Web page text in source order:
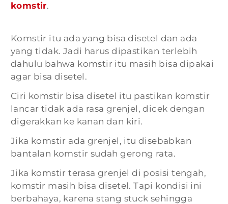
komstir.
Komstir itu ada yang bisa disetel dan ada
yang tidak. Jadi harus dipastikan terlebih
dahulu bahwa komstir itu masih bisa dipakai
agar bisa disetel.
Ciri komstir bisa disetel itu pastikan komstir
lancar tidak ada rasa grenjel, dicek dengan
digerakkan ke kanan dan kiri.
Jika komstir ada grenjel, itu disebabkan
bantalan komstir sudah gerong rata.
Jika komstir terasa grenjel di posisi tengah,
komstir masih bisa disetel. Tapi kondisi ini
berbahaya, karena stang stuck sehingga